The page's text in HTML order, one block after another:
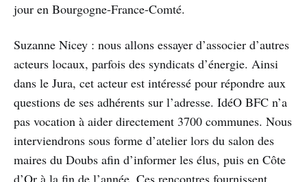
jour en Bourgogne-France-Comté.
Suzanne Nicey : nous allons essayer d’associer d’autres
acteurs locaux, parfois des syndicats d’énergie. Ainsi
dans le Jura, cet acteur est intéressé pour répondre aux
questions de ses adhérents sur l’adresse. IdéO BFC n’a
pas vocation à aider directement 3700 communes. Nous
interviendrons sous forme d’atelier lors du salon des
maires du Doubs afin d’informer les élus, puis en Côte